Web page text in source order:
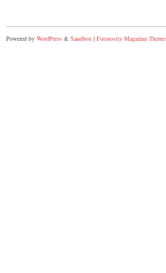
Powered by WordPress & Sandbox | Futurosity Magazine Theme